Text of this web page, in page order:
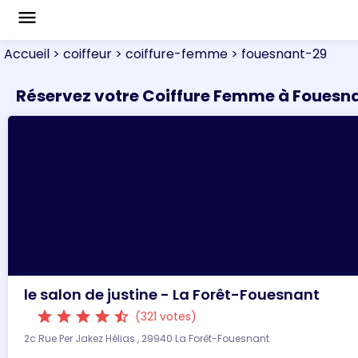
menu
Accueil > coiffeur > coiffure-femme > fouesnant-29
Réservez votre Coiffure Femme à
le salon de justine - La Forêt-Fouesnant
star star star star star_half (321 votes)
2c Rue Per Jakez Hélias , 29940 La Forêt-Fouesnant